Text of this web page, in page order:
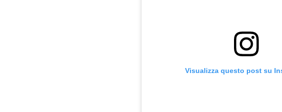
Visualizza questo post su